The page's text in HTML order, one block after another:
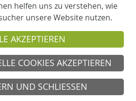
Träger
Perthes-Stiftung e.V.
Matthias-Claudius-Haus
Sprockhövel
Anfahrt Impressum
helfen uns zu verstehen, wie
unsere Website nutzen.
AKZEPTIEREN
COOKIES AKZEPTIEREN
UND SCHLIESSEN